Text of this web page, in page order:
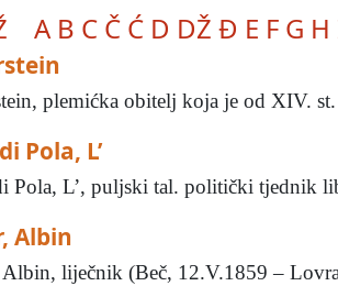
A B C Č Ć D DŽ Đ E F G H
plemićka obitelj koja je od XIV.
Pola, L’
Pola, L’, puljski tal. politički tjednik
Albin
Albin, liječnik (Beč, 12.V.1859 –